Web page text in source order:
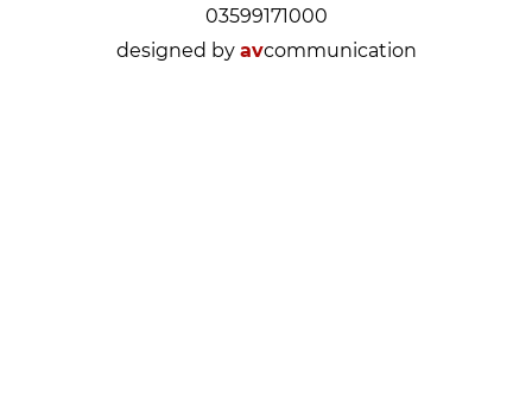
03599171000
designed by avcommunication